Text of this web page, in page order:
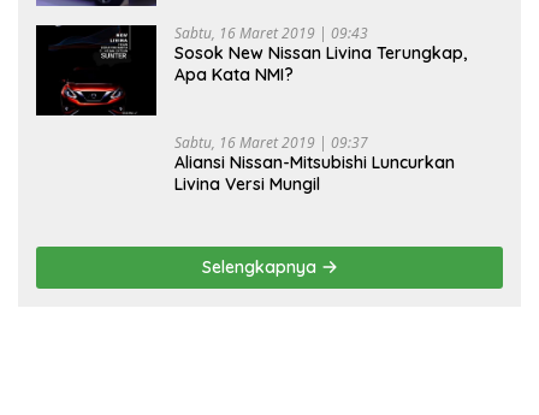
Sabtu, 16 Maret 2019 | 09:43
Sosok New Nissan Livina Terungkap,
Apa Kata NMI?
Sabtu, 16 Maret 2019 | 09:37
Aliansi Nissan-Mitsubishi Luncurkan
Livina Versi Mungil
Selengkapnya